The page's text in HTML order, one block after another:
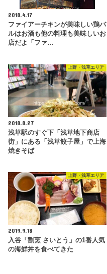
2018.4.17
ファイアーチキンが美味しい鶏バ
ルはお酒も他の料理も美味しいお
店だよ「ファ…
上野・浅草エリア
2018.8.27
浅草駅のすぐ下「浅草地下商店
街」にある「浅草餃子屋」で上海
焼きそば
上野・浅草エリア
2019.9.18
入谷「割烹 さいとう」の1番人気
の海鮮丼を食べてきた